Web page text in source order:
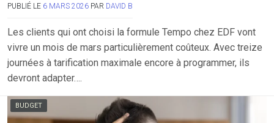
PUBLIÉ LE 6 MARS 2026 PAR DAVID B
Les clients qui ont choisi la formule Tempo chez EDF vont
vivre un mois de mars particulièrement coûteux. Avec treize
journées à tarification maximale encore à programmer, ils
devront adapter….
BUDGET